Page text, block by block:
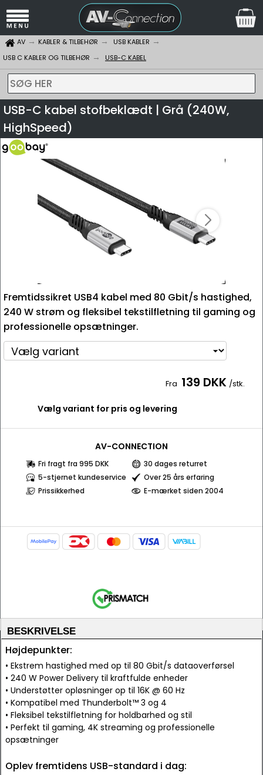
AV KABLER & TILBEHØR
USB KABLER
USB C KABLER OG TILBEHØR
USB-C KABEL
SØG HER
USB-C kabel stofbeklædt | Grå (240W,
HighSpeed)
Fremtidssikret USB4 kabel med 80 Gbit/s hastighed,
240 W strøm og fleksibel tekstilfletning til gaming og
professionelle opsætninger.
Fra 139 DKK /stk.
Vælg variant for pris og levering
AV-CONNECTION
Fri fragt fra 995 DKK
30 dages returret
5-stjernet kundeservice
Over 25 års erfaring
Prissikkerhed
E-mærket siden 2004
BESKRIVELSE
Højdepunkter:
• Ekstrem hastighed med op til 80 Gbit/s dataoverførsel
• 240 W Power Delivery til kraftfulde enheder
• Understøtter opløsninger op til 16K @ 60 Hz
• Kompatibel med Thunderbolt™ 3 og 4
• Fleksibel tekstilfletning for holdbarhed og stil
• Perfekt til gaming, 4K streaming og professionelle
opsætninger
Oplev fremtidens USB-standard i dag: